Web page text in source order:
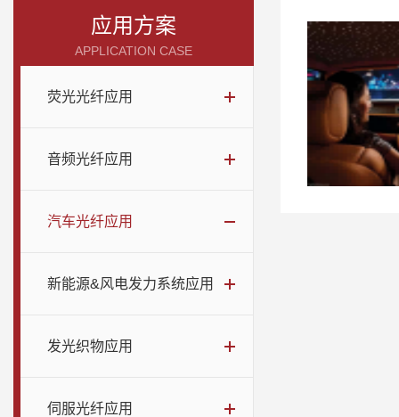
应用方案
APPLICATION CASE
荧光光纤应用
音频光纤应用
汽车光纤应用
新能源&风电发力系统应用
发光织物应用
伺服光纤应用